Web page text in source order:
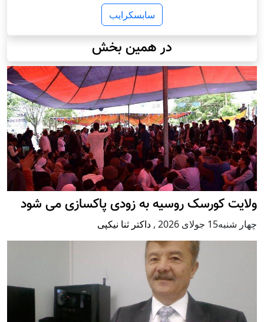
سابسکرایب
در همین بخش
ولایت کورسک روسیه به زودی پاکسازی می شود
چهار شنبه15 جولای 2026 , داکتر ثنا نیکپی